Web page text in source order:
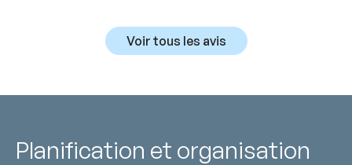
Voir tous les avis
Planification et organisation